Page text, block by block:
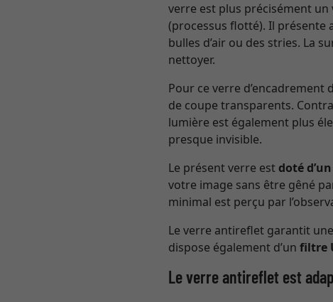
verre est plus précisément
(processus flotté). Il présente
bulles d’air ou des stries. La
nettoyer.
Pour ce verre
de coupe transparents.
lumière est également plus
presque invisible.
Le présent verre estdoté
votre image sans être gêné
minimal est perçu par
Le verre antireflet garantit
dispose également d’unfiltre
Le verre antireflet est